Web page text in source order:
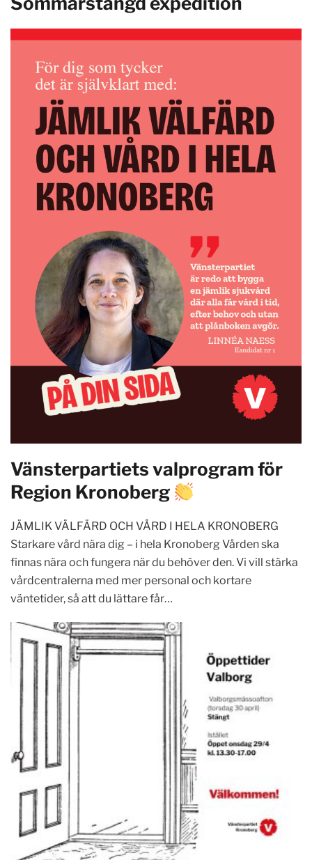
Vänsterpartiets valprogram för
Region Kronoberg
JÄMLIK VÄLFÄRD OCH VÅRD I HELA KRONOBERG
Starkare vård nära dig – i hela Kronoberg Vården ska
finnas nära och fungera när du behöver den. Vi vill stärka
vårdcentralerna med mer personal och kortare
väntetider, så att du lättare får…